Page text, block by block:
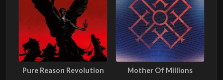
Pure Reason Revolution Mother Of Millions